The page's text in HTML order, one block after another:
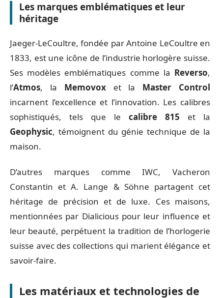
Les marques emblématiques et leur
héritage
Jaeger-LeCoultre, fondée par Antoine LeCoultre en
1833, est une icône de l’industrie horlogère suisse.
Ses modèles emblématiques comme la Reverso,
l’Atmos, la Memovoxet la Master Control
incarnent l’excellence et l’innovation. Les calibres
sophistiqués, tels que le calibre 815 et la
Geophysic, témoignent du génie technique de la
maison.
D’autres marques comme IWC, Vacheron
Constantin et A. Lange & Söhne partagent cet
héritage de précision et de luxe. Ces maisons,
mentionnées par Dialicious pour leur influence et
leur beauté, perpétuent la tradition de l’horlogerie
suisse avec des collections qui marient élégance et
savoir-faire.
Les matériaux et technologies de